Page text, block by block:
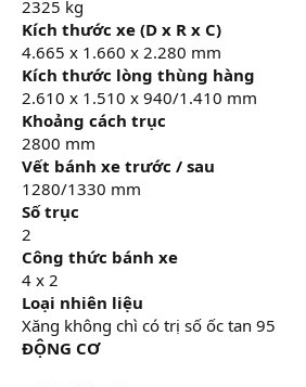
2325 kg
Kích thước xe (D x R x C)
4.665 x 1.660 x 2.280 mm
Kích thước lòng thùng hàng
2.610 x 1.510 x 940/1.410 mm
Khoảng cách trục
2800 mm
Vết bánh xe trước / sau
1280/1330 mm
Số trục
2
Công thức bánh xe
4 x 2
Loại nhiên liệu
Xăng không chì có trị số ốc tan 95
ĐỘNG CƠ